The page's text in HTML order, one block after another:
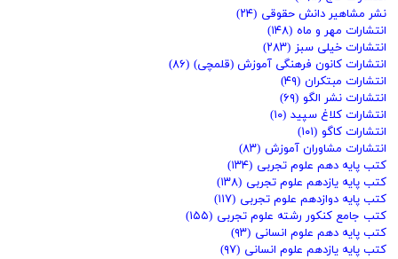
نشر مشاهیر دانش حقوقی (۲۴)
انتشارات مهر و ماه (۱۴۸)
انتشارات خیلی سبز (۲۸۳)
انتشارات کانون فرهنگی آموزش (قلمچی) (۸۶)
انتشارات مبتکران (۴۹)
انتشارات نشر الگو (۶۹)
انتشارات کلاغ سپید (۱۰)
انتشارات کاگو (۱۰۱)
انتشارات مشاوران آموزش (۸۳)
کتب پایه دهم علوم تجربی (۱۳۴)
کتب پایه یازدهم علوم تجربی (۱۳۸)
کتب پایه دوازدهم علوم تجربی (۱۱۷)
کتب جامع کنکور رشته علوم تجربی (۱۵۵)
کتب پایه دهم علوم انسانی (۹۳)
کتب پایه یازدهم علوم انسانی (۹۷)